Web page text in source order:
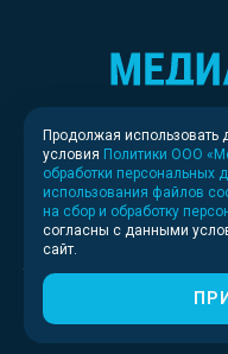
Свидетельство о
Федеральной службой по
технологий и массовых
Продолжая использовать
условия Политики ООО
обработки персональных
использования файлов
на сбор и обработку
согласны с данными
сайт.